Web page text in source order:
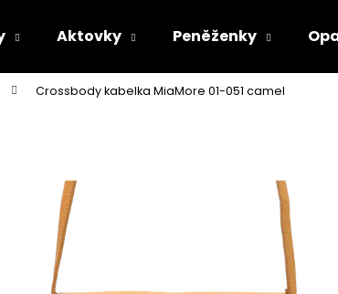
Aktovky Peněženky
Crossbody kabelka MiaMore 01-051 camel
Co potřebujete najít?
Doporučujeme